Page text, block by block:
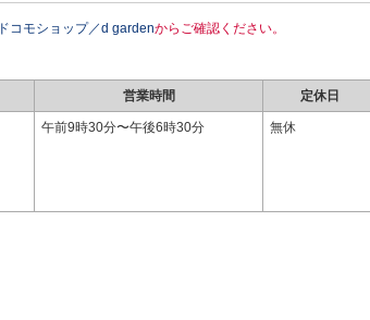
ドコモショップ／d gardenからご確認ください。
営業時間 定休日
午前9時30分〜午後6時30分 無休